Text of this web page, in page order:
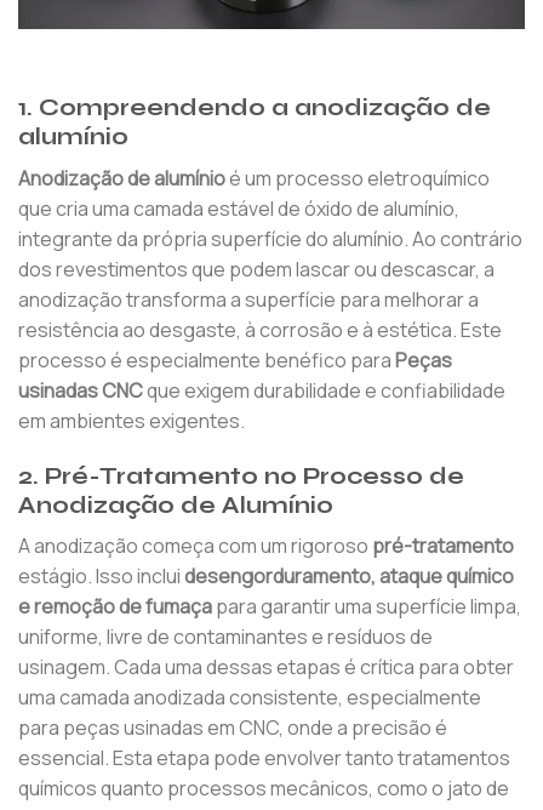
1. Compreendendo a anodização de
alumínio
Anodização de alumínioé um processo eletroquímico
que cria uma camada estável de óxido de alumínio,
integrante da própria superfície do alumínio. Ao contrário
dos revestimentos que podem lascar ou descascar, a
anodização transforma a superfície para melhorar a
resistência ao desgaste, à corrosão e à estética. Este
processo é especialmente benéfico paraPeças
usinadas CNCque exigem durabilidade e confiabilidade
em ambientes exigentes.
2. Pré-Tratamento no Processo de
Anodização de Alumínio
A anodização começa com um rigoroso pré-tratamento
estágio. Isso incluidesengorduramento, ataque químico
e remoção de fumaçapara garantir uma superfície limpa,
uniforme, livre de contaminantes e resíduos de
usinagem. Cada uma dessas etapas é crítica para obter
uma camada anodizada consistente, especialmente
para peças usinadas em CNC, onde a precisão é
essencial. Esta etapa pode envolver tanto tratamentos
químicos quanto processos mecânicos, como o jato de